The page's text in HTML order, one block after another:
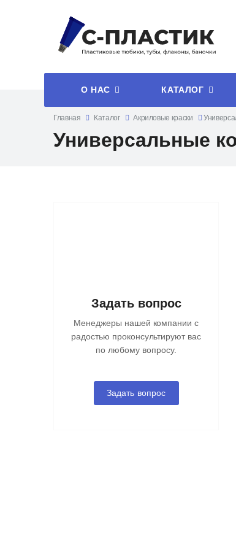
О НАС КАТАЛОГ
Главная Каталог Акриловые краски
Универсальные
Задать вопрос
Менеджеры нашей компании с
радостью проконсультируют вас
по любому вопросу.
Задать вопрос